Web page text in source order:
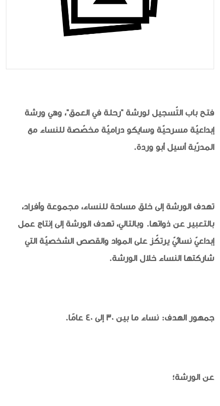
فتح باب التّسجيل لورشة "رحلة في العمق"، وهي ورشة
إبداعيّة مسرحيّة وسايكو دراميّة مخصّصة للنساء مع
المدرّبة أسيل أبو وردة.
تهدف الورشة إلى خلق مساحة للنساء، مجموعة وأفراد،
بالتعبير عن ذواتها. وبالتالي، تهدف الورشة إلى إنتاج عمل
إبداعيّ نسائيّ يرتكّز على المواد والقصص الشخصيّة التي
شاركتها النساء خلال الورشة.
جمهور الهدف: نساء ما بين 30 إلى 40 عامًا.
عن الورشة؛